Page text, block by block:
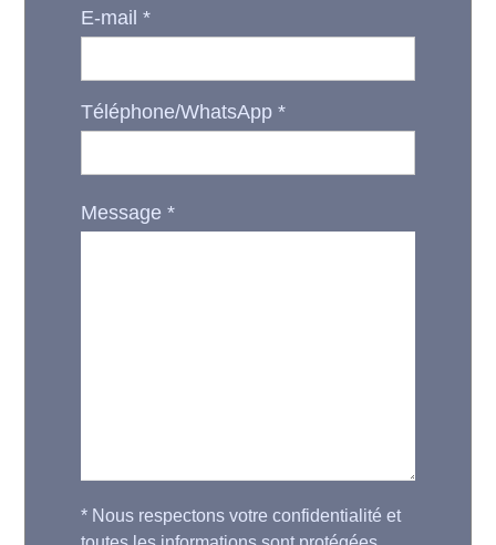
E-mail*
Téléphone/WhatsApp*
Message*
* Nous respectons votre confidentialité et